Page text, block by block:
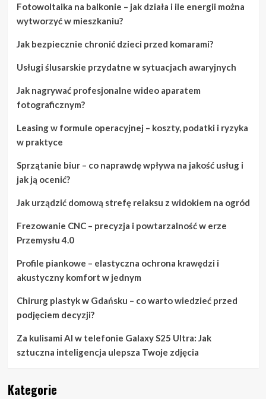
Fotowoltaika na balkonie – jak działa i ile energii można
wytworzyć w mieszkaniu?
Jak bezpiecznie chronić dzieci przed komarami?
Usługi ślusarskie przydatne w sytuacjach awaryjnych
Jak nagrywać profesjonalne wideo aparatem
fotograficznym?
Leasing w formule operacyjnej – koszty, podatki i ryzyka
w praktyce
Sprzątanie biur – co naprawdę wpływa na jakość usług i
jak ją ocenić?
Jak urządzić domową strefę relaksu z widokiem na ogród
Frezowanie CNC – precyzja i powtarzalność w erze
Przemysłu 4.0
Profile piankowe – elastyczna ochrona krawędzi i
akustyczny komfort w jednym
Chirurg plastyk w Gdańsku – co warto wiedzieć przed
podjęciem decyzji?
Za kulisami AI w telefonie Galaxy S25 Ultra: Jak
sztuczna inteligencja ulepsza Twoje zdjęcia
Kategorie